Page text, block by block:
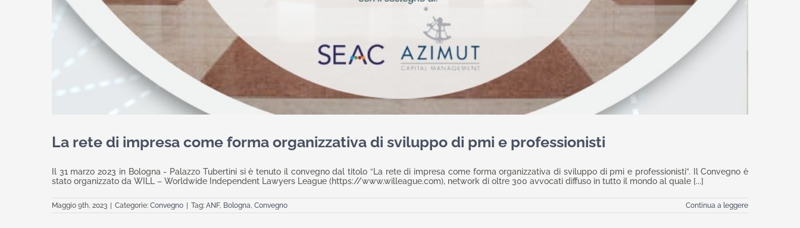
La rete di impresa come forma organizzativa di sviluppo di pmi e professionisti
Il 31 marzo 2023 in Bologna - Palazzo Tubertini si è tenuto il convegno dal titolo “La rete di impresa come forma organizzativa di sviluppo di pmi e professionisti”. Il Convegno è
stato organizzato da WILL – Worldwide Independent Lawyers League (https://www.willeague.com), network di oltre 300 avvocati diffuso in tutto il mondo al quale [...]
Maggio 9th, 2023 | Categorie: Convegno | Tag: ANF, Bologna Convegno Continua a leggere